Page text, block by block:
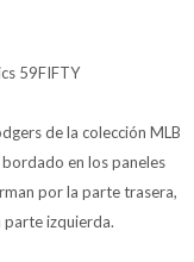
59FIFTY
de la colección MLB
en los paneles
por la parte trasera,
parte izquierda.